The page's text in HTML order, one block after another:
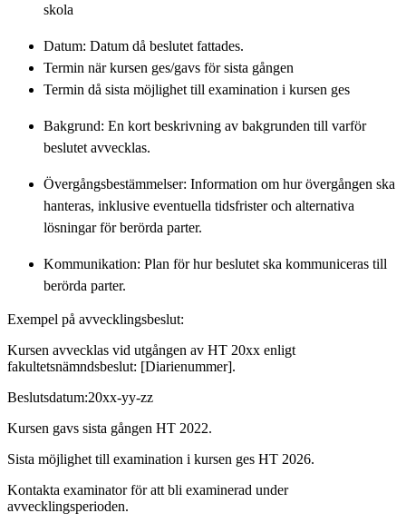
skola
Datum: Datum då beslutet fattades.
Termin när kursen ges/gavs för sista gången
Termin då sista möjlighet till examination i kursen ges
Bakgrund: En kort beskrivning av bakgrunden till varför
beslutet avvecklas.
Övergångsbestämmelser: Information om hur övergången ska
hanteras, inklusive eventuella tidsfrister och alternativa
lösningar för berörda parter.
Kommunikation: Plan för hur beslutet ska kommuniceras till
berörda parter.
Exempel på avvecklingsbeslut:
Kursen avvecklas vid utgången av HT 20xx enligt
fakultetsnämndsbeslut: [Diarienummer].
Beslutsdatum:20xx-yy-zz
Kursen gavs sista gången HT 2022.
Sista möjlighet till examination i kursen ges HT 2026.
Kontakta examinator för att bli examinerad under
avvecklingsperioden.